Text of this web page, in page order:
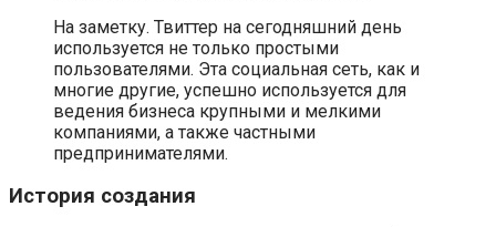
На заметку. Твиттер на сегодняшний день
используется не только простыми
пользователями. Эта социальная сеть, как и
многие другие, успешно используется для
ведения бизнеса крупными и мелкими
компаниями, а также частными
предпринимателями.
История создания